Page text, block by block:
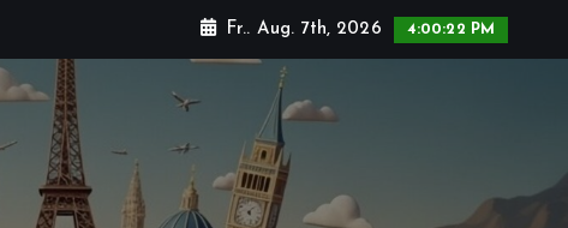
Fr.. Aug. 7th, 2026 4:00:25 PM